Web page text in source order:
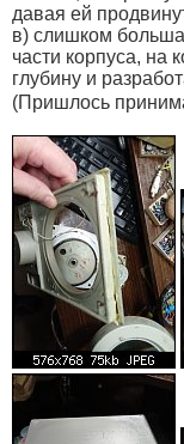
давая ей
в) слишком
части корпуса, на
глубину и
(Пришлось